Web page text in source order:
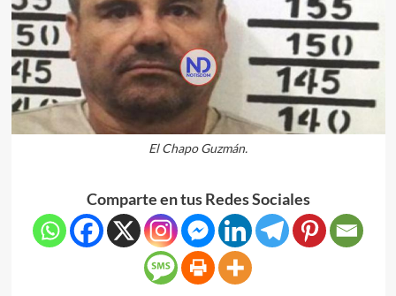
El Chapo Guzmán.
Comparte en tus Redes Sociales